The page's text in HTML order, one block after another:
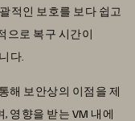
적인 보호를 보다 쉽고
으로 복구 시간이
다.
해 보안상의 이점을 제
영향을 받는 VM 내에